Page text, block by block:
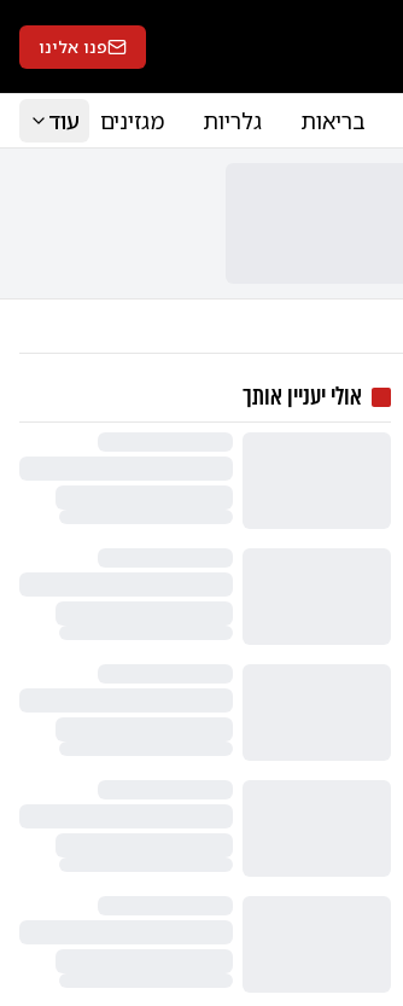
פנו אלינו
בריאות גלריות מגזינים עוד
אולי יעניין אותך